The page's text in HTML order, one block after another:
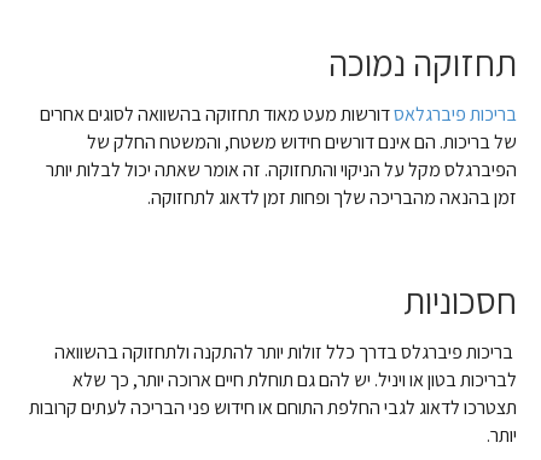
תחזוקה נמוכה
בריכות פיברגלאסדורשות מעט מאוד תחזוקה בהשוואה לסוגים אחרים
של בריכות. הם אינם דורשים חידוש משטח, והמשטח החלק של
הפיברגלס מקל על הניקוי והתחזוקה. זה אומר שאתה יכול לבלות יותר
זמן בהנאה מהבריכה שלך ופחות זמן לדאוג לתחזוקה.
חסכוניות
בריכות פיברגלס בדרך כלל זולות יותר להתקנה ולתחזוקה בהשוואה
לבריכות בטון או ויניל. יש להם גם תוחלת חיים ארוכה יותר, כך שלא
תצטרכו לדאוג לגבי החלפת התוחם או חידוש פני הבריכה לעתים קרובות
יותר.